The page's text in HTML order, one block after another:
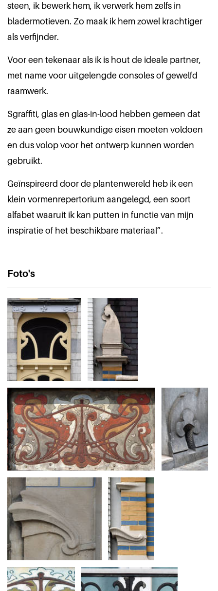
steen, ik bewerk hem, ik verwerk hem zelfs in
bladermotieven. Zo maak ik hem zowel krachtiger
als verfijnder.
Voor een tekenaar als ik is hout de ideale partner,
met name voor uitgelengde consoles of gewelfd
raamwerk.
Sgraffiti, glas en glas-in-lood hebben gemeen dat
ze aan geen bouwkundige eisen moeten voldoen
en dus volop voor het ontwerp kunnen worden
gebruikt.
Geïnspireerd door de plantenwereld heb ik een
klein vormenrepertorium aangelegd, een soort
alfabet waaruit ik kan putten in functie van mijn
inspiratie of het beschikbare materiaal”.
Foto's